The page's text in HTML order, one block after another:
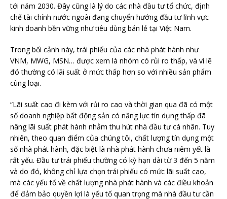
tới năm 2030. Đây cũng là lý do các nhà đầu tư tổ chức, định
chế tài chính nước ngoài đang chuyển hướng đầu tư lĩnh vực
kinh doanh bền vững như tiêu dùng bán lẻ tại Việt Nam.
Trong bối cảnh này, trái phiếu của các nhà phát hành như
VNM, MWG, MSN… được xem là nhóm có rủi ro thấp, và vì lẽ
đó thường có lãi suất ở mức thấp hơn so với nhiều sản phẩm
cùng loại.
“Lãi suất cao đi kèm với rủi ro cao và thời gian qua đã có một
số doanh nghiệp bất động sản có năng lực tín dụng thấp đã
nâng lãi suất phát hành nhằm thu hút nhà đầu tư cá nhân. Tuy
nhiên, theo quan điểm của chúng tôi, chất lượng tín dụng một
số nhà phát hành, đặc biệt là nhà phát hành chưa niêm yết là
rất yếu. Đầu tư trái phiếu thường có kỳ hạn dài từ 3 đến 5 năm
và do đó, không chỉ lựa chọn trái phiếu có mức lãi suất cao,
mà các yếu tố về chất lượng nhà phát hành và các điều khoản
để đảm bảo quyền lợi là yếu tố quan trọng mà nhà đầu tư cần